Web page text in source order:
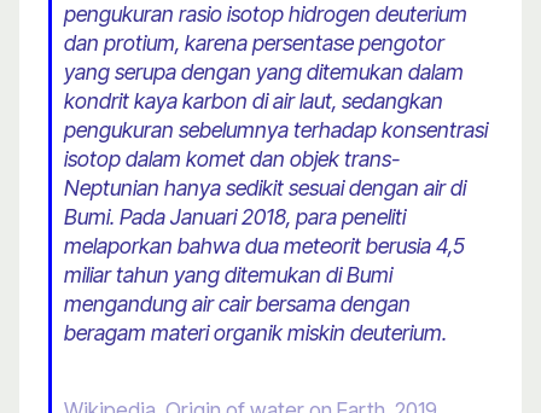
pengukuran rasio isotop hidrogen deuterium
dan protium, karena persentase pengotor
yang serupa dengan yang ditemukan dalam
kondrit kaya karbon di air laut, sedangkan
pengukuran sebelumnya terhadap konsentrasi
isotop dalam komet dan objek trans-
Neptunian hanya sedikit sesuai dengan air di
Bumi. Pada Januari 2018, para peneliti
melaporkan bahwa dua meteorit berusia 4,5
miliar tahun yang ditemukan di Bumi
mengandung air cair bersama dengan
beragam materi organik miskin deuterium.